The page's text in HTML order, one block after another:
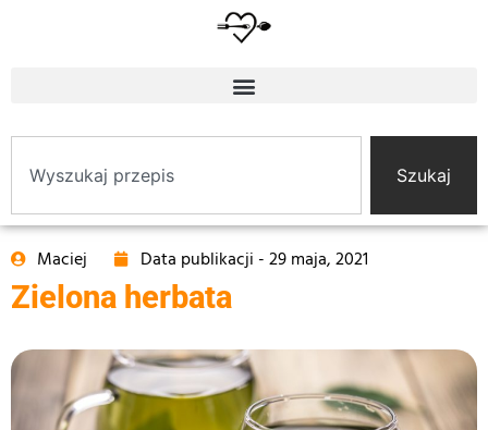
Szukaj
Maciej Data publikacji - 29 maja, 2021
Zielona herbata